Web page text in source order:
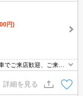
円)
でご来店歓迎、ご来店
詳細を見る